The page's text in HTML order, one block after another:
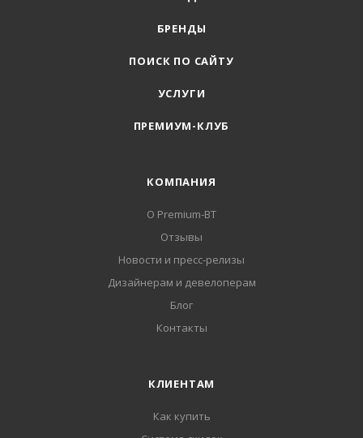
БРЕНДЫ
ПОИСК ПО САЙТУ
УСЛУГИ
ПРЕМИУМ-КЛУБ
КОМПАНИЯ
О Premium-BT
Отзывы
Новости и пресс-релизы
Дизайнерам и девелоперам
Блог
Контакты
КЛИЕНТАМ
Как купить